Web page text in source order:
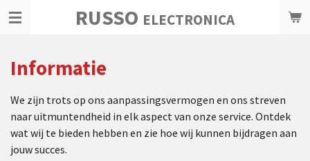
Ga
de
RUSSO ELECTRONICA
Informatie
We zijn trots op ons aanpassingsvermogen en ons streven
naar uitmuntendheid in elk aspect van onze service. Ontdek
wat wij te bieden hebben en zie hoe wij kunnen bijdragen aan
jouw succes.